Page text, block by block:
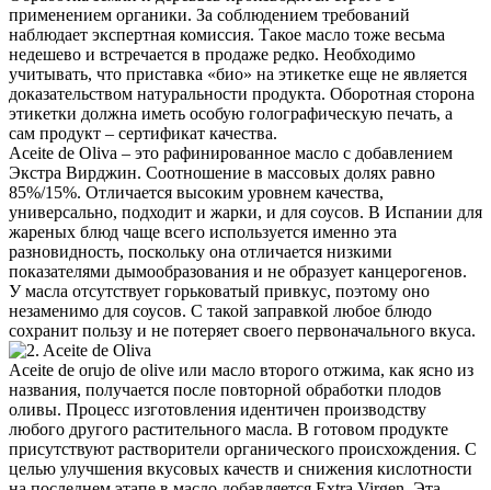
применением органики. За соблюдением требований
наблюдает экспертная комиссия. Такое масло тоже весьма
недешево и встречается в продаже редко. Необходимо
учитывать, что приставка «био» на этикетке еще не является
доказательством натуральности продукта. Оборотная сторона
этикетки должна иметь особую голографическую печать, а
сам продукт – сертификат качества.
Aceite de Oliva – это рафинированное масло с добавлением
Экстра Вирджин. Соотношение в массовых долях равно
85%/15%. Отличается высоким уровнем качества,
универсально, подходит и жарки, и для соусов. В Испании для
жареных блюд чаще всего используется именно эта
разновидность, поскольку она отличается низкими
показателями дымообразования и не образует канцерогенов.
У масла отсутствует горьковатый привкус, поэтому оно
незаменимо для соусов. С такой заправкой любое блюдо
сохранит пользу и не потеряет своего первоначального вкуса.
Aceite de orujo de olive или масло второго отжима, как ясно из
названия, получается после повторной обработки плодов
оливы. Процесс изготовления идентичен производству
любого другого растительного масла. В готовом продукте
присутствуют растворители органического происхождения. С
целью улучшения вкусовых качеств и снижения кислотности